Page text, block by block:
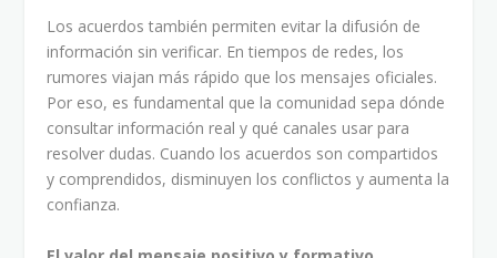
Los acuerdos también permiten evitar la difusión de
información sin verificar. En tiempos de redes, los
rumores viajan más rápido que los mensajes oficiales.
Por eso, es fundamental que la comunidad sepa dónde
consultar información real y qué canales usar para
resolver dudas. Cuando los acuerdos son compartidos
y comprendidos, disminuyen los conflictos y aumenta la
confianza.